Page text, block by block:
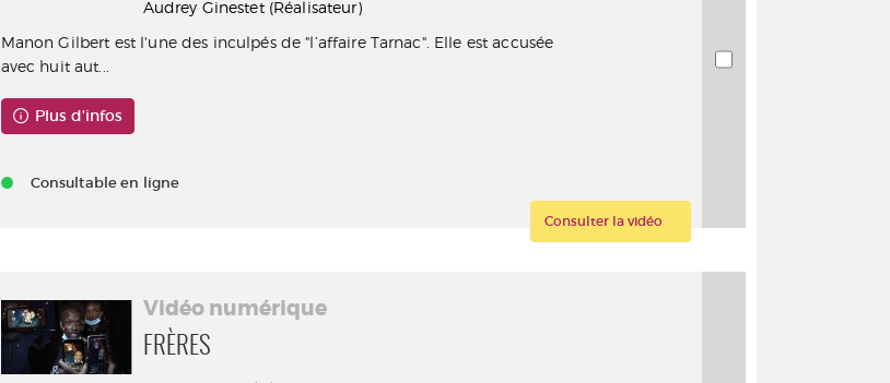
Audrey Ginestet (Réalisateur)
Manon Gilbert est l'une des inculpés de "l’affaire Tarnac". Elle est accusée
avec huit aut...
Plus d'infos
Consultable en ligne
Consulter la vidéo
Vidéo numérique
FRÈRES